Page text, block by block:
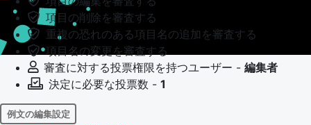
項目の削除を審査する
重複の恐れのある項目名の追加を審査する
項目名の変更を審査する
審査に対する投票権限を持つユーザー - 編集者
決定に必要な投票数 - 1
例文の編集設定